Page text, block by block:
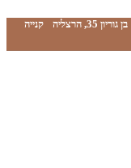
בן גוריון 35, הרצליה
קנייה